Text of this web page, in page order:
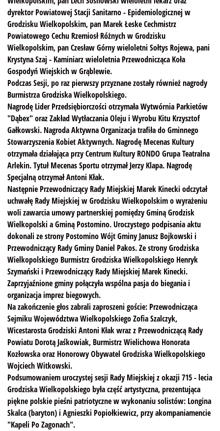
dyrektor Powiatowej Stacji Sanitarno - Epidemiologicznej w
Grodzisku Wielkopolskim, pan Marek Łeske Cechmistrz
Powiatowego Cechu Rzemiosł Różnych w Grodzisku
Wielkopolskim, pan Czesław Górny wieloletni Sołtys Rojewa, pani
Krystyna Szaj - Kaminiarz wieloletnia Przewodnicząca Koła
Gospodyń Wiejskich w Grąblewie.
Podczas Sesji, po raz pierwszy przyznane zostały również nagrody
Burmistrza Grodziska Wielkopolskiego.
Nagrodę Lider Przedsiębiorczości otrzymała Wytwórnia Parkietów
"Dąbex" oraz Zakład Wytłaczania Oleju i Wyrobu Kitu Krzysztof
Gałkowski. Nagroda Aktywna Organizacja trafiła do Gminnego
Stowarzyszenia Kobiet Aktywnych. Nagrodę Mecenas Kultury
otrzymała działająca przy Centrum Kultury RONDO Grupa Teatralna
Arlekin. Tytuł Mecenas Sportu otrzymał Jerzy Klapa. Nagrodę
Specjalną otrzymał Antoni Kłak.
Następnie Przewodniczący Rady Miejskiej Marek Kinecki odczytał
uchwałę Rady Miejskiej w Grodzisku Wielkopolskim o wyrażeniu
woli zawarcia umowy partnerskiej pomiędzy Gminą Grodzisk
Wielkopolski a Gminą Postomino. Uroczystego podpisania aktu
dokonali ze strony Postomino Wójt Gminy Janusz Bojkowski i
Przewodniczący Rady Gminy Daniel Pakos. Ze strony Grodziska
Wielkopolskiego Burmistrz Grodziska Wielkopolskiego Henryk
Szymański i Przewodniczący Rady Miejskiej Marek Kinecki.
Zaprzyjaźnione gminy połączyła wspólna pasja do biegania i
organizacja imprez biegowych.
Na zakończenie głos zabrali zaproszeni goście: Przewodnicząca
Sejmiku Województwa Wielkopolskiego Zofia Szalczyk,
Wicestarosta Grodziski Antoni Kłak wraz z Przewodniczącą Rady
Powiatu Dorotą Jaśkowiak, Burmistrz Wielichowa Honorata
Kozłowska oraz Honorowy Obywatel Grodziska Wielkopolskiego
Wojciech Witkowski.
Podsumowaniem uroczystej sesji Rady Miejskiej z okazji 715 - lecia
Grodziska Wielkopolskiego była część artystyczna, prezentująca
piękne polskie pieśni patriotyczne w wykonaniu solistów: Longina
Skalca (baryton) i Agnieszki Popiołkiewicz, przy akompaniamencie
"Kapeli Po Zagonach".